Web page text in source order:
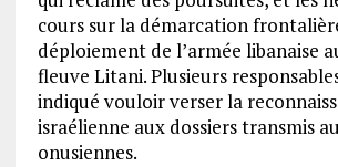
cours sur la démarcation
déploiement de l’armée libanaise
fleuve Litani. Plusieurs
indiqué vouloir verser la
israélienne aux dossiers transmis
onusiennes.